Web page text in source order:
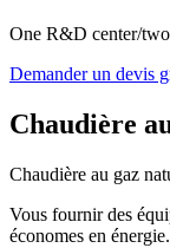
One R&D center/
Demander un devis
Chaudière
Chaudière au gaz
Vous fournir des
économes en énergie.